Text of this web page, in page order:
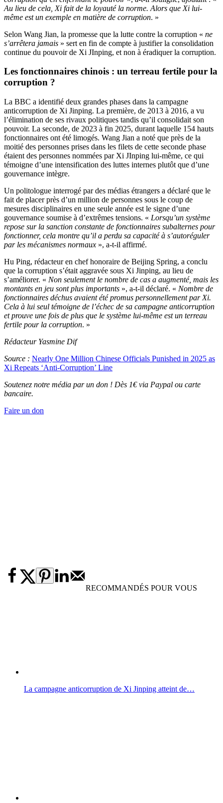
Au lieu de cela, Xi fait de la loyauté la norme. Alors que Xi lui-
même est un exemple en matière de corruption. »
Selon Wang Jian, la promesse que la lutte contre la corruption « ne
s’arrêtera jamais » sert en fin de compte à justifier la consolidation
continue du pouvoir de Xi JInping, et non à éradiquer la corruption.
Les fonctionnaires chinois : un terreau fertile pour la
corruption ?
La BBC a identifié deux grandes phases dans la campagne
anticorruption de Xi Jinping. La première, de 2013 à 2016, a vu
l’élimination de ses rivaux politiques tandis qu’il consolidait son
pouvoir. La seconde, de 2023 à fin 2025, durant laquelle 154 hauts
fonctionnaires ont été limogés. Wang Jian a noté que près de la
moitié des personnes prises dans les filets de cette seconde phase
étaient des personnes nommées par Xi JInping lui-même, ce qui
témoigne d’une intensification des luttes internes plutôt que d’une
gouvernance intègre.
Un politologue interrogé par des médias étrangers a déclaré que le
fait de placer près d’un million de personnes sous le coup de
mesures disciplinaires en une seule année est le signe d’une
gouvernance soumise à d’extrêmes tensions. « Lorsqu’un système
repose sur la sanction constante de fonctionnaires subalternes pour
fonctionner, cela montre qu’il a perdu sa capacité à s’autoréguler
par les mécanismes normaux », a-t-il affirmé.
Hu Ping, rédacteur en chef honoraire de Beijing Spring, a conclu
que la corruption s’était aggravée sous Xi Jinping, au lieu de
s’améliorer. « Non seulement le nombre de cas a augmenté, mais les
montants en jeu sont plus importants », a-t-il déclaré. « Nombre de
fonctionnaires déchus avaient été promus personnellement par Xi.
Cela à lui seul témoigne de l’échec de sa campagne anticorruption
et prouve une fois de plus que le système lui-même est un terreau
fertile pour la corruption. »
Rédacteur Yasmine Dif
Source : Nearly One Million Chinese Officials Punished in 2025 as
Xi Repeats ‘Anti-Corruption’ Line
Soutenez notre média par un don ! Dès 1€ via Paypal ou carte
bancaire.
Faire un don
RECOMMANDÉS POUR VOUS
La campagne anticorruption de Xi Jinping atteint de…